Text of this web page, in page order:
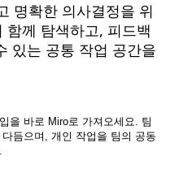
명확한 의사결정을 위
함께 탐색하고, 피드백
있는 공통 작업 공간을
을 바로 Miro로 가져오세요. 팀
듬으며, 개인 작업을 팀의 공동